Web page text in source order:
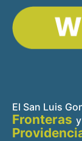
El San Luis
Fronteras y